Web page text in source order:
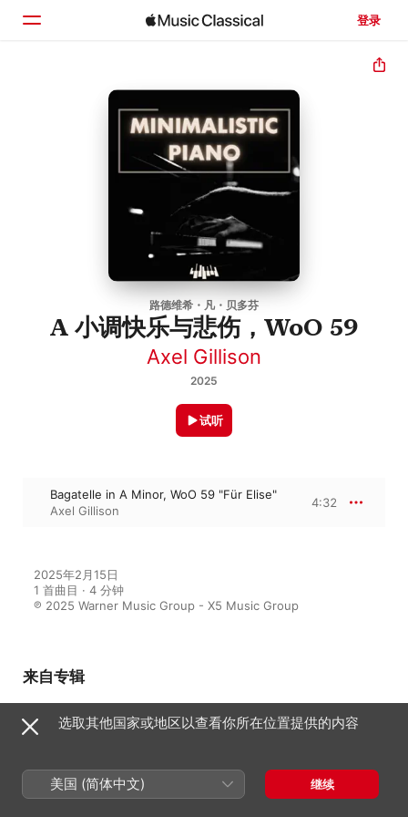
登录
路德维希・凡・贝多芬
A 小调快乐与悲伤，WoO 59
Axel Gillison
2025
试听
Bagatelle in A Minor, WoO 59 "Für Elise"
Axel Gillison
4:32
2025年2月15日
1 首曲目 · 4 分钟
℗ 2025 Warner Music Group - X5 Music Group
来自专辑
群星
选取其他国家或地区以查看你所在位置提供的内容
美国 (简体中文) 继续